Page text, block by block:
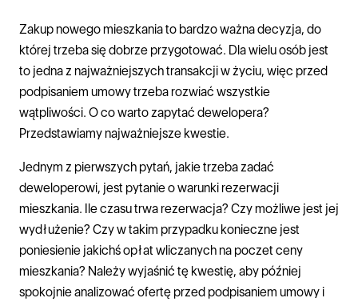
Zakup nowego mieszkania to bardzo ważna decyzja, do
której trzeba się dobrze przygotować. Dla wielu osób jest
to jedna z najważniejszych transakcji w życiu, więc przed
podpisaniem umowy trzeba rozwiać wszystkie
wątpliwości. O co warto zapytać dewelopera?
Przedstawiamy najważniejsze kwestie.
Jednym z pierwszych pytań, jakie trzeba zadać
deweloperowi, jest pytanie o warunki rezerwacji
mieszkania. Ile czasu trwa rezerwacja? Czy możliwe jest jej
wydłużenie? Czy w takim przypadku konieczne jest
poniesienie jakichś opłat wliczanych na poczet ceny
mieszkania? Należy wyjaśnić tę kwestię, aby później
spokojnie analizować ofertę przed podpisaniem umowy i